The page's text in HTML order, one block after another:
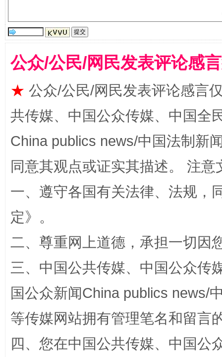
阿坝州三大球赛在茂县开幕 规模
公众/公民/网民发表评论感
★ 公众/公民/网民发表评论感言
共传媒、中国公众传媒、中国全
China publics news/中国法制新
同意其观点或证实其描述。 注
一、遵守各国有关法律、法规，
定》。
二、尊重网上道德，承担一切因
三、中国公共传媒、中国公众传
国公众新闻China publics news/
等传媒网站拥有管理笔名和留言
四、您在中国公共传媒、中国公